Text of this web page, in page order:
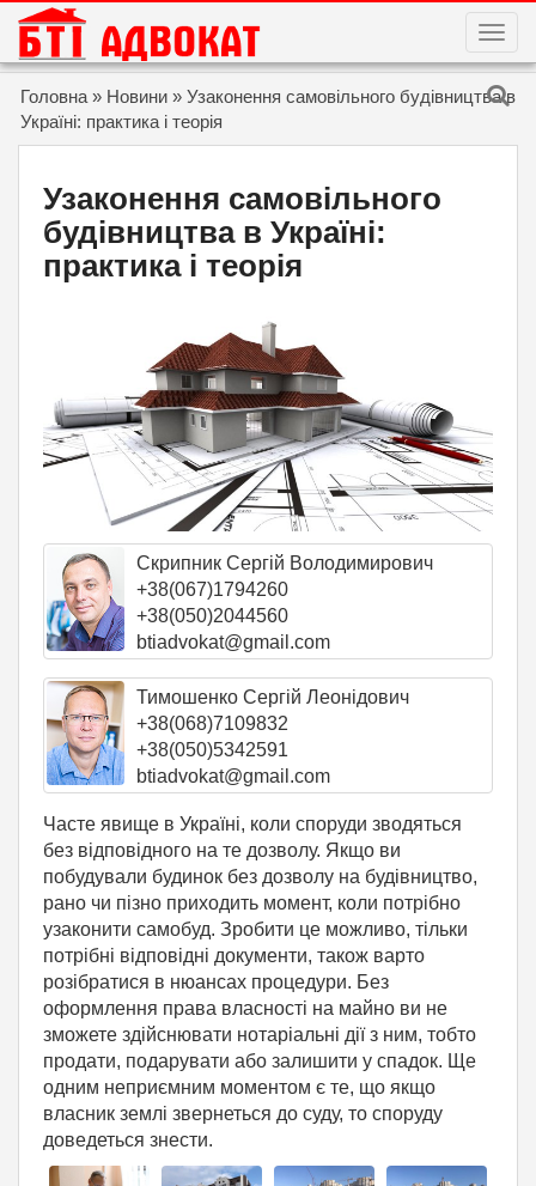
T
G
G
L
A
Головна » Новини » Узаконення самовільного будівництва в
Україні: практика і теорія
Узаконення самовільного
будівництва в Україні:
практика і теорія
Скрипник Сергій Володимирович
+38(067)1794260
+38(050)2044560
btiadvokat@gmail.com
Тимошенко Сергій Леонідович
+38(068)7109832
+38(050)5342591
btiadvokat@gmail.com
Часте явище в Україні, коли споруди зводяться
без відповідного на те дозволу. Якщо ви
побудували будинок без дозволу на будівництво,
рано чи пізно приходить момент, коли потрібно
узаконити самобуд. Зробити це можливо, тільки
потрібні відповідні документи, також варто
розібратися в нюансах процедури. Без
оформлення права власності на майно ви не
зможете здійснювати нотаріальні дії з ним, тобто
продати, подарувати або залишити у спадок. Ще
одним неприємним моментом є те, що якщо
власник землі звернеться до суду, то споруду
доведеться знести.